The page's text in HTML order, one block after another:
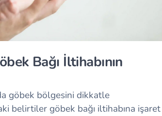
Bağı İltihabının
göbek bölgesini dikkatle
belirtiler göbek bağı iltihabına işaret